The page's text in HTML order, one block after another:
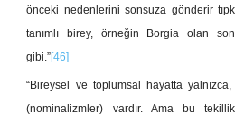
önceki nedenlerini sonsuza gönderir
tanımlı birey, örneğin Borgia olan
gibi.”[46]
“Bireysel ve toplumsal hayatta
(nominalizmler) vardır. Ama bu